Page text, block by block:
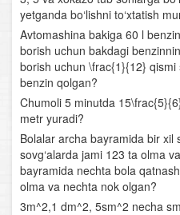
Logarifmik tengsizliklar
Yig‘indi va ayirmaning
Bo‘linmaning hosilasi
Murakkab funksiyaning
Funksiyaning o‘sish va
Funksiyaning ekstremumlari
yetganda bo‘lishni to‘xtatish
Avtomashina bakiga 60 l
borish uchun bakdagi
borish uchun \frac{1}{12}
benzin qolgan?
Chumoli 5 minutda
metr yuradi?
Bolalar archa bayramida bir xil
sovg‘alarda jami 123 ta olma
bayramida nechta bola
olma va nechta nok olgan?
3m^2,1 dm^2, 5sm^2 necha